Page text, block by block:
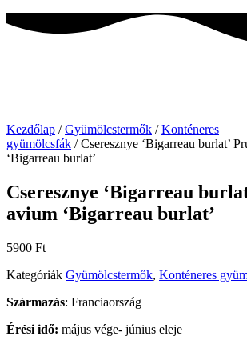
Kezdőlap /Gyümölcstermők /Konténeres
gyümölcsfák / Cseresznye ‘Bigarreau burlat’
‘Bigarreau burlat’
Cseresznye ‘Bigarreau
avium ‘Bigarreau burlat’
5900 Ft
Kategóriák Gyümölcstermők, Konténeres
Származás: Franciaország
Érési idő: május vége- június eleje